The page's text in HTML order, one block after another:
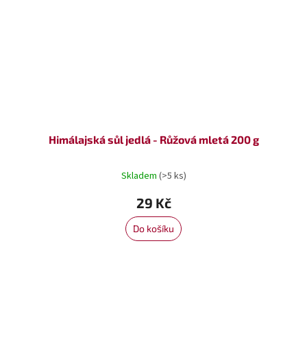
Himálajská sůl jedlá - Růžová mletá 200 g
Skladem (>5 ks)
29 Kč
Do košíku